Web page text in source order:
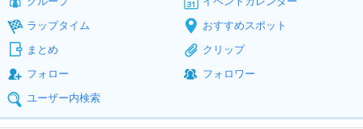
ラップタイム
おすすめスポット
まとめ
クリップ
フォロー
フォロワー
ユーザー内検索